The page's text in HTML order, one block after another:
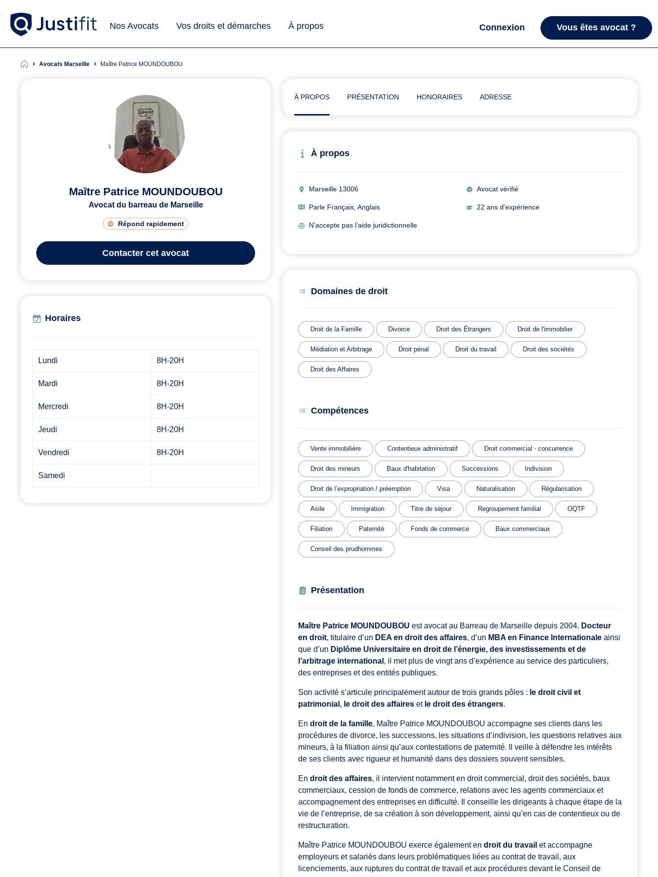
Nos Avocats Vos droits et démarches À propos Connexion Vous êtes avocat ?
Avocats Marseille Maître Patrice MOUNDOUBOU
Maître Patrice MOUNDOUBOU
Avocat du barreau de Marseille
Répond rapidement
Contacter cet avocat
Horaires
Lundi 8H-20H
Mardi 8H-20H
Mercredi 8H-20H
Jeudi 8H-20H
Vendredi 8H-20H
Samedi
À PROPOS PRÉSENTATION HONORAIRES ADRESSE
À propos
Marseille 13006 Avocat vérifié
Parle Français, Anglais 22 ans d'expérience
N’accepte pas l’aide juridictionnelle
Domaines de droit
Droit de la Famille Divorce Droit des Étrangers Droit de l'immobilier
Médiation et Arbitrage Droit pénal Droit du travail Droit des sociétés
Droit des Affaires
Compétences
Vente immobilière Contentieux administratif Droit commercial - concurrence
Droit des mineurs Baux d'habitation Successions Indivision
Droit de l’expropriation / préemption Visa Naturalisation Régularisation
Asile Immigration Titre de séjour Regroupement familial OQTF
Filiation Paternité Fonds de commerce Baux commerciaux
Conseil des prudhommes
Présentation
Maître Patrice MOUNDOUBOU est avocat au Barreau de Marseille depuis 2004. Docteur
en droit, titulaire d’un DEA en droit des affaires, d’un MBA en Finance Internationale ainsi
que d’un Diplôme Universitaire en droit de l’énergie, des investissements et de
l’arbitrage international , il met plus de vingt ans d’expérience au service des particuliers,
des entreprises et des entités publiques.
Son activité s’articule principalement autour de trois grands pôles : le droit civil et
patrimonial , le droit des affaires et le droit des étrangers.
En droit de la famille, Maître Patrice MOUNDOUBOU accompagne ses clients dans les
procédures de divorce, les successions, les situations d’indivision, les questions relatives aux
mineurs, à la filiation ainsi qu’aux contestations de paternité. Il veille à défendre les intérêts
de ses clients avec rigueur et humanité dans des dossiers souvent sensibles.
En droit des affaires, il intervient notamment en droit commercial, droit des sociétés, baux
commerciaux, cession de fonds de commerce, relations avec les agents commerciaux et
accompagnement des entreprises en difficulté. Il conseille les dirigeants à chaque étape de la
vie de l’entreprise, de sa création à son développement, ainsi qu’en cas de contentieux ou de
restructuration.
Maître Patrice MOUNDOUBOU exerce également en droit du travail et accompagne
employeurs et salariés dans leurs problématiques liées au contrat de travail, aux
licenciements, aux ruptures du contrat de travail et aux procédures devant le Conseil de